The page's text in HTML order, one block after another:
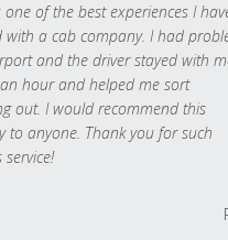
one of the best experiences I
with a cab company. I had
and the driver stayed with
hour and helped me sort
out. I would recommend this
to anyone. Thank you for such